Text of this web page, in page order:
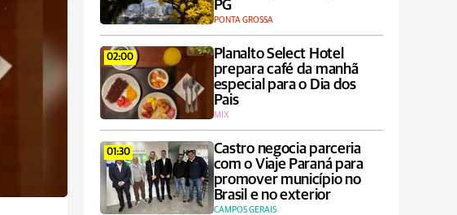
PG
PONTA GROSSA
02:00
Planalto Select Hotel
prepara café da manhã
especial para o Dia dos
Pais
MIX
01:30
Castro negocia parceria
com o Viaje Paraná para
promover município no
Brasil e no exterior
CAMPOS GERAIS